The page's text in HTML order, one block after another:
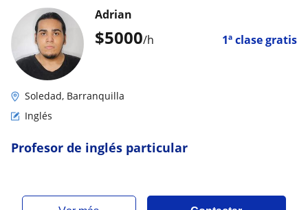
$5000/h 1ª clase gratis
Adrian
Soledad, Barranquilla
Inglés
Profesor de inglés particular